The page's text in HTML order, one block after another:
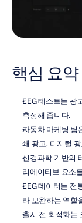
핵심 요약
EEG 테스트는 광
측정해 줍니다.
자동차 마케팅 팀
쇄 광고, 디지털
신경과학 기반의
리에이티브 요소
EEG 데이터는 전
라 보완하는 역할
출시 전 최적화는